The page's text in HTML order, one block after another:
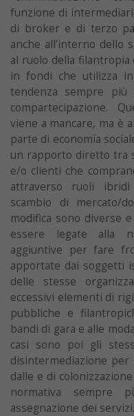
funzione di
di broker e di terzo
anche all’interno dello
al ruolo della filantropia
in fondi che utilizza
tendenza sempre più
compartecipazione.
viene a mancare, ma è
parte di economia
un rapporto diretto tra
e/o clienti che
attraverso ruoli
scambio di mercato/
modifica sono diverse
essere legate alla
aggiuntive per fare
apportate dai soggetti
delle stesse
eccessivi elementi di
pubbliche e
bandi di gara e alle
casi sono poi gli
disintermediazione
dalle e di
normativa sempre
assegnazione dei servizi.